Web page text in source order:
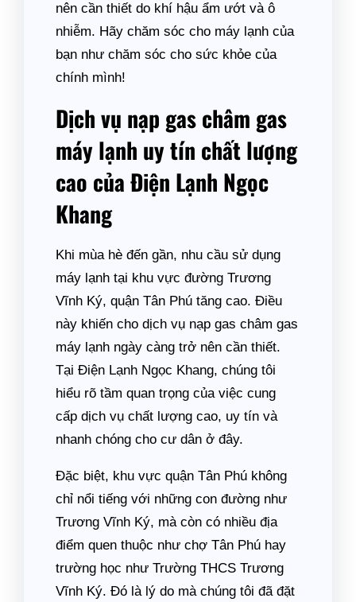
nên cần thiết do khí hậu ẩm ướt và ô
nhiễm. Hãy chăm sóc cho máy lạnh của
bạn như chăm sóc cho sức khỏe của
chính mình!
Dịch vụ nạp gas châm gas
máy lạnh uy tín chất lượng
cao của Điện Lạnh Ngọc
Khang
Khi mùa hè đến gần, nhu cầu sử dụng
máy lạnh tại khu vực đường Trương
Vĩnh Ký, quận Tân Phú tăng cao. Điều
này khiến cho dịch vụ nạp gas châm gas
máy lạnh ngày càng trở nên cần thiết.
Tại Điện Lạnh Ngọc Khang, chúng tôi
hiểu rõ tầm quan trọng của việc cung
cấp dịch vụ chất lượng cao, uy tín và
nhanh chóng cho cư dân ở đây.
Đặc biệt, khu vực quận Tân Phú không
chỉ nổi tiếng với những con đường như
Trương Vĩnh Ký, mà còn có nhiều địa
điểm quen thuộc như chợ Tân Phú hay
trường học như Trường THCS Trương
Vĩnh Ký. Đó là lý do mà chúng tôi đã đặt